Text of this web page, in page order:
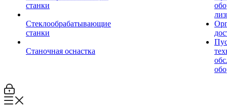
станки
Стеклообрабатывающие
станки
Станочная оснастка